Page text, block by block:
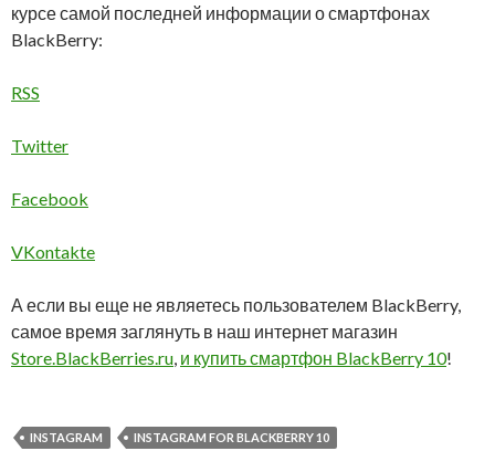
курсе самой последней информации о смартфонах
BlackBerry:
RSS
Twitter
Facebook
VKontakte
А если вы еще не являетесь пользователем BlackBerry,
самое время заглянуть в наш интернет магазин
Store.BlackBerries.ru, и купить смартфон BlackBerry 10!
INSTAGRAM
INSTAGRAM FOR BLACKBERRY 10